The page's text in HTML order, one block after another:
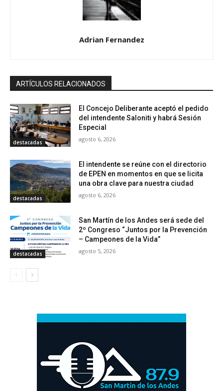
Adrian Fernandez
ARTÍCULOS RELACIONADOS
destacadas
El Concejo Deliberante aceptó el pedido
del intendente Saloniti y habrá Sesión
Especial
agosto 6, 2026
destacadas
El intendente se reúne con el directorio
de EPEN en momentos en que se licita
una obra clave para nuestra ciudad
agosto 6, 2026
destacadas
San Martín de los Andes será sede del
2º Congreso “Juntos por la Prevención
– Campeones de la Vida”
agosto 5, 2026